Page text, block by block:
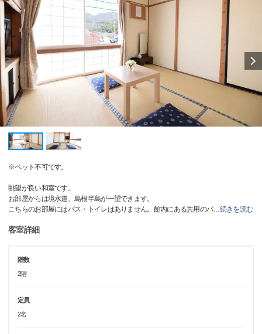
※ペット不可です。
眺望が良い和室です。
お部屋からは境水道、島根半島が一望できます。
こちらのお部屋にはバス・トイレはありません。館内にある共用のバ…続きを読む
客室詳細
階数
2階
定員
2名